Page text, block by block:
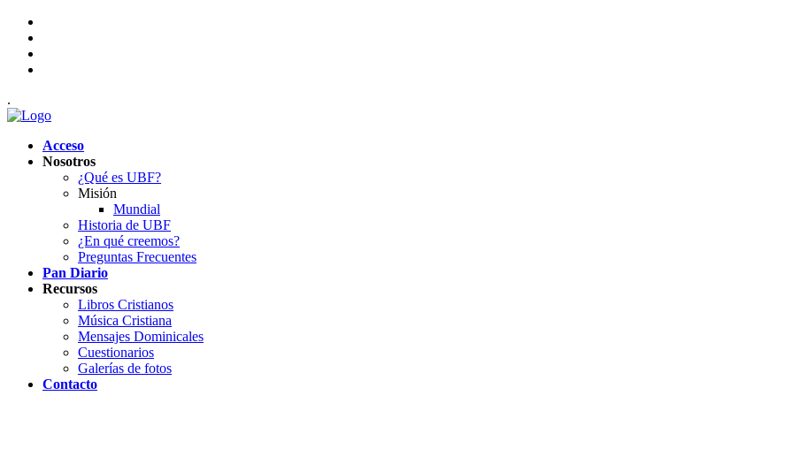
.
Acceso
Nosotros
¿Qué es UBF?
Misión
Mundial
Historia de UBF
¿En qué creemos?
Preguntas Frecuentes
Pan Diario
Recursos
Libros Cristianos
Música Cristiana
Mensajes Dominicales
Cuestionarios
Galerías de fotos
Contacto